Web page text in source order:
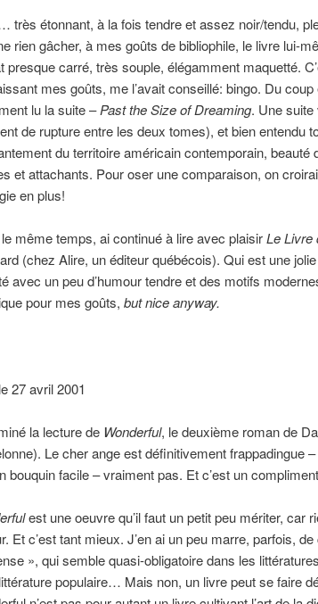
très étonnant, à la fois tendre et assez noir/tendu,
rien gâcher, à mes goûts de bibliophile, le livre lui-
presque carré, très souple, élégamment maquetté.
mes goûts, me l’avait conseillé: bingo. Du coup
lu la suite –Past the Size of Dreaming. Une suite
de rupture entre les deux tomes), et bien entendu
du territoire américain contemporain, beauté
et attachants. Pour oser une comparaison, on
en plus!
même temps, ai continué à lire avec plaisirLe Livre
(chez Alire, un éditeur québécois). Qui est une
avec un peu d’humour tendre et des motifs
pour mes goûts, but nice anyway.
27 avril 2001
la lecture de Wonderful, le deuxième roman de
Le cher ange est définitivement frappadingue
bouquin facile – vraiment pas. Et c’est un
est une oeuvre qu’il faut un petit peu mériter, car
Et c’est tant mieux. J’en ai un peu marre, parfois,
», qui semble quasi-obligatoire dans les
populaire… Mais non, un livre peut se faire